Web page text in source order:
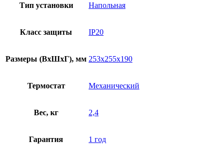
Тип установки Напольная
Класс защиты IP20
Размеры (ВхШхГ), мм 253x255x190
Термостат Механический
Вес, кг 2,4
Гарантия 1 год